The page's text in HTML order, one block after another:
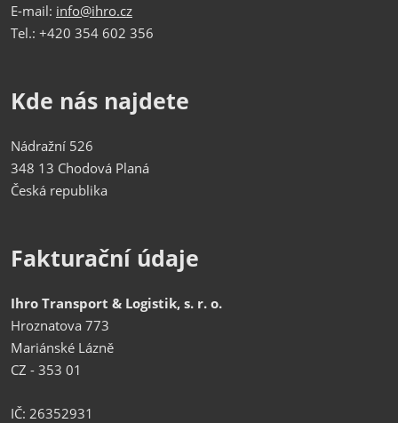
E-mail: info@ihro.cz
Tel.: +420 354 602 356
Kde nás najdete
Nádražní 526
348 13 Chodová Planá
Česká republika
Fakturační údaje
Ihro Transport & Logistik, s. r. o.
Hroznatova 773
Mariánské Lázně
CZ - 353 01
IČ: 26352931